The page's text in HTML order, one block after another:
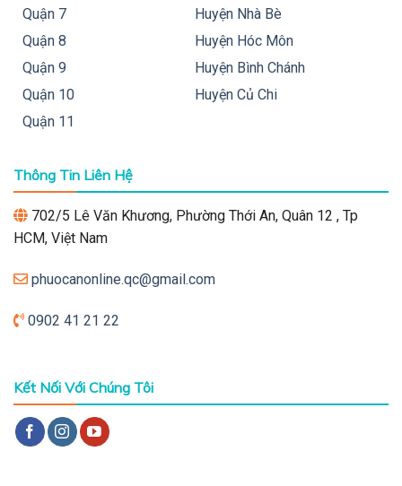
Quận 7
Quận 8
Quận 9
Quận 10
Quận 11
Huyện Nhà Bè
Huyện Hóc Môn
Huyện Bình Chánh
Huyện Củ Chi
Thông Tin Liên Hệ
702/5 Lê Văn Khương, Phường Thới An, Quân 12 , Tp
HCM, Việt Nam
phuocanonline.qc@gmail.com
0902 41 21 22
Kết Nối Với Chúng Tôi